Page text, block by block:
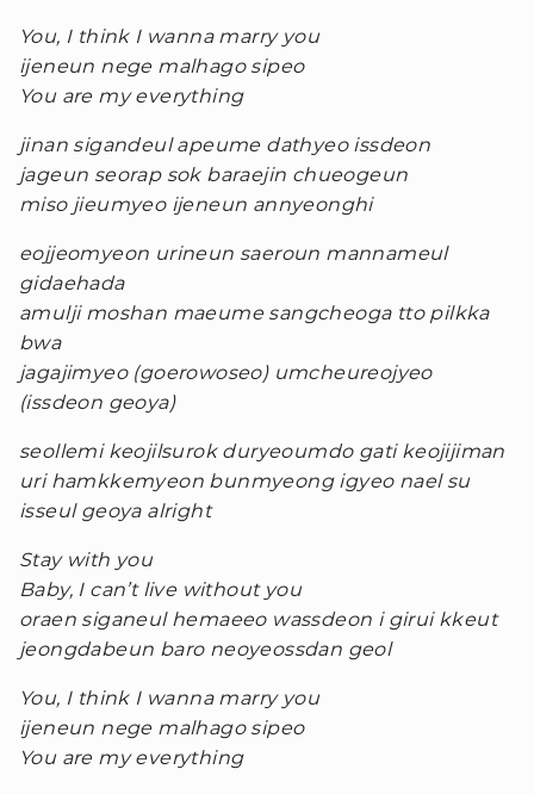
You, I think I wanna marry you
ijeneun nege malhago sipeo
You are my everything
jinan sigandeul apeume dathyeo issdeon
jageun seorap sok baraejin chueogeun
miso jieumyeo ijeneun annyeonghi
eojjeomyeon urineun saeroun mannameul
gidaehada
amulji moshan maeume sangcheoga tto pilkka
bwa
jagajimyeo (goerowoseo) umcheureojyeo
(issdeon geoya)
seollemi keojilsurok duryeoumdo gati keojijiman
uri hamkkemyeon bunmyeong igyeo nael su
isseul geoya alright
Stay with you
Baby, I can’t live without you
oraen siganeul hemaeeo wassdeon i girui kkeut
jeongdabeun baro neoyeossdan geol
You, I think I wanna marry you
ijeneun nege malhago sipeo
You are my everything